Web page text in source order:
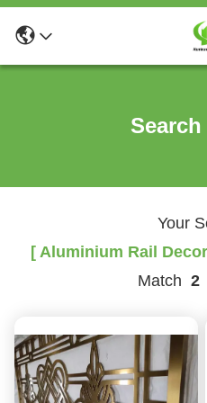
Your
[ Aluminium Rail
Match 2